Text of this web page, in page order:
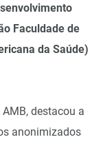
Faculdade de
da Saúde)
destacou a
anonimizados